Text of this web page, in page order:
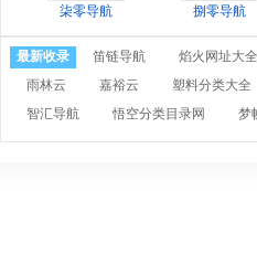
柒零导航 捌零导航
最新收录 笛链导航 焰火网址大全
雨林云
嘉裕云 塑料分类大全
智汇导航
悟空分类目录网 梦